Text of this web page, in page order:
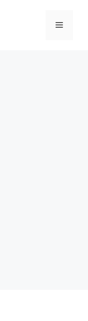
Menu